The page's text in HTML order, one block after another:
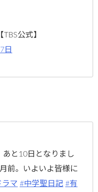
公式】
日
と10日となりまし
前。いよいよ皆様に
ラマ #中学聖日記 #有